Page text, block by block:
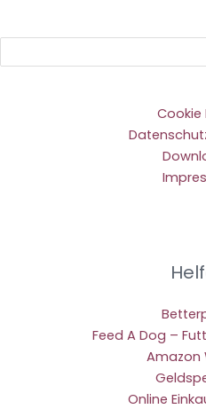
Cookie
Feed A Dog –
Amazon
Online